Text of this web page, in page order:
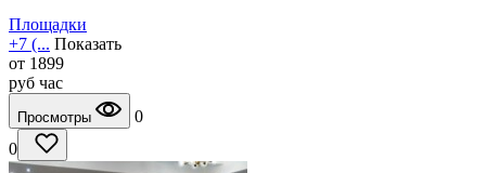
Площадки
+7 (... Показать
от 1899
руб час
Просмотры
0
0